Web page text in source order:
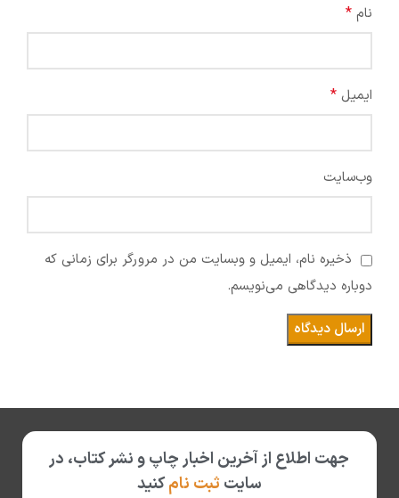
نام *
ایمیل *
وب‌سایت
ذخیره نام، ایمیل و وبسایت من در مرورگر برای زمانی که
دوباره دیدگاهی می‌نویسم.
جهت اطلاع از آخرین اخبار چاپ و نشر کتاب، در
سایت ثبت نامکنید